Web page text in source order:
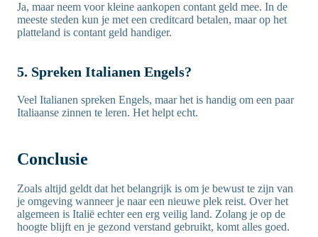
Ja, maar neem voor kleine aankopen contant geld mee. In de
meeste steden kun je met een creditcard betalen, maar op het
platteland is contant geld handiger.
5. Spreken Italianen Engels?
Veel Italianen spreken Engels, maar het is handig om een paar
Italiaanse zinnen te leren. Het helpt echt.
Conclusie
Zoals altijd geldt dat het belangrijk is om je bewust te zijn van
je omgeving wanneer je naar een nieuwe plek reist. Over het
algemeen is Italië echter een erg veilig land. Zolang je op de
hoogte blijft en je gezond verstand gebruikt, komt alles goed.